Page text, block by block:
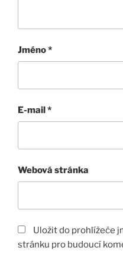
Jméno*
E-mail*
Webová stránka
Uložit do prohlížeče
stránku pro budoucí